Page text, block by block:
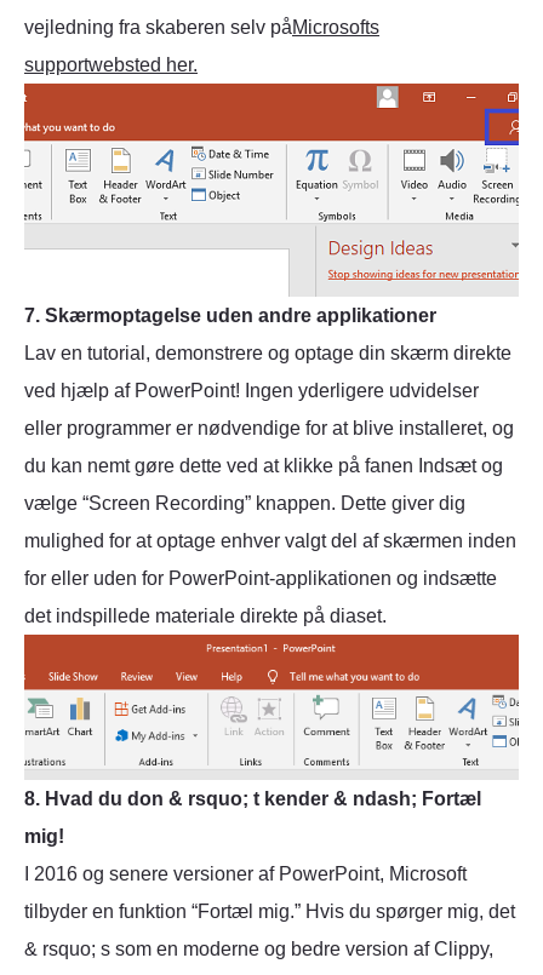
vejledning fra skaberen selv påMicrosofts
supportwebsted her.
7. Skærmoptagelse uden andre applikationer
Lav en tutorial, demonstrere og optage din skærm direkte
ved hjælp af PowerPoint! Ingen yderligere udvidelser
eller programmer er nødvendige for at blive installeret, og
du kan nemt gøre dette ved at klikke på fanen Indsæt og
vælge “Screen Recording” knappen. Dette giver dig
mulighed for at optage enhver valgt del af skærmen inden
for eller uden for PowerPoint-applikationen og indsætte
det indspillede materiale direkte på diaset.
8. Hvad du don & rsquo; t kender & ndash; Fortæl
mig!
I 2016 og senere versioner af PowerPoint, Microsoft
tilbyder en funktion “Fortæl mig.” Hvis du spørger mig, det
& rsquo; s som en moderne og bedre version af Clippy,